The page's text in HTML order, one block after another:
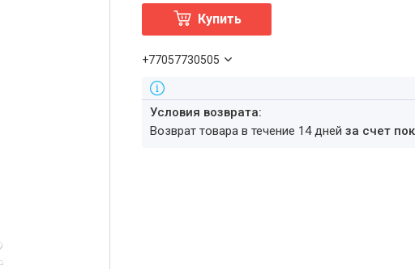
Купить
+77057730505
возврат товара в течение 14 днейза счет